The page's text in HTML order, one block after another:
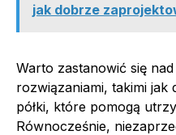
jak dobrze
Warto zastanowić się
rozwiązaniami, takimi
półki, które pomogą
Równocześnie,